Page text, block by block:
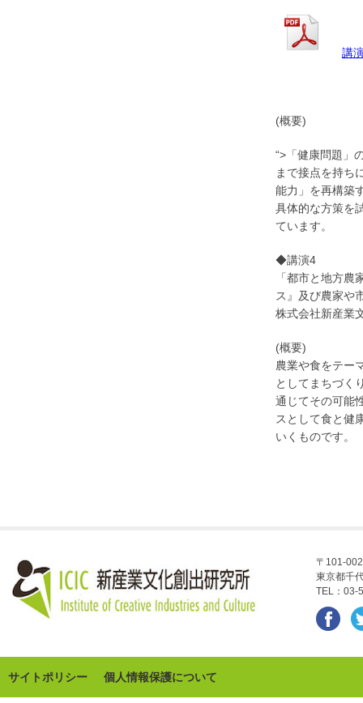
講
(概要)
“>「健康問題」
まで接点を持ち
能力」を再構築
具体的な方策を
ています。
◆講演4
「都市と地方
ス』及び農家や
株式会社新産
(概要)
農業や食をテー
としてまちづく
通じてその可能
スとして食と健
いくものです。
〒101-
東京都千
TEL：
サイトポリシー 個人情報保護について